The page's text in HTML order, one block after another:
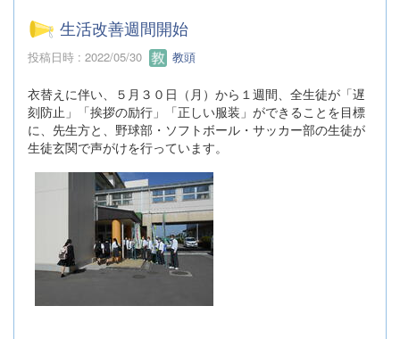
生活改善週間開始
投稿日時 : 2022/05/30 教頭
衣替えに伴い、５月３０日（月）から１週間、全生徒が「遅
刻防止」「挨拶の励行」「正しい服装」ができることを目標
に、先生方と、野球部・ソフトボール・サッカー部の生徒が
生徒玄関で声がけを行っています。